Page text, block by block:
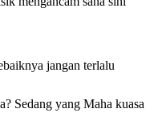
jangan terlalu
Sedang yang Maha kuasa